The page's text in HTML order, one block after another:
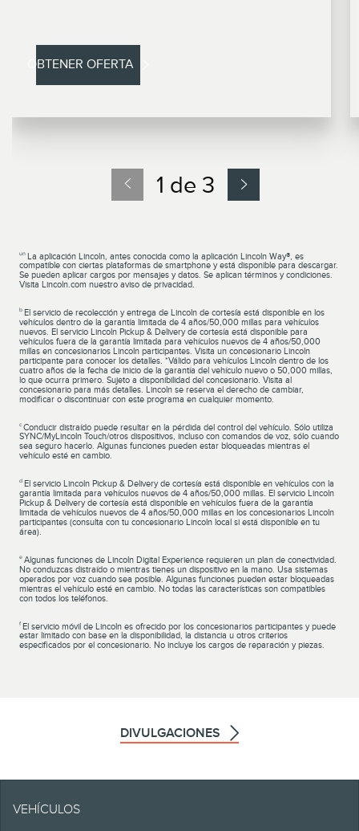
OBTENER OFERTA
1 de 3
un La aplicación Lincoln, antes conocida como la aplicación Lincoln Way®, es
compatible con ciertas plataformas de smartphone y está disponible para descargar.
Se pueden aplicar cargos por mensajes y datos. Se aplican términos y condiciones.
Visita Lincoln.com nuestro aviso de privacidad.
b El servicio de recolección y entrega de Lincoln de cortesía está disponible en los
vehículos dentro de la garantía limitada de 4 años/50,000 millas para vehículos
nuevos. El servicio Lincoln Pickup & Delivery de cortesía está disponible para
vehículos fuera de la garantía limitada para vehículos nuevos de 4 años/50,000
millas en concesionarios Lincoln participantes. Visita un concesionario Lincoln
participante para conocer los detalles. *Válido para vehículos Lincoln dentro de los
cuatro años de la fecha de inicio de la garantía del vehículo nuevo o 50,000 millas,
lo que ocurra primero. Sujeto a disponibilidad del concesionario. Visita al
concesionario para más detalles. Lincoln se reserva el derecho de cambiar,
modificar o discontinuar con este programa en cualquier momento.
c Conducir distraído puede resultar en la pérdida del control del vehículo. Sólo utiliza
SYNC/MyLincoln Touch/otros dispositivos, incluso con comandos de voz, sólo cuando
sea seguro hacerlo. Algunas funciones pueden estar bloqueadas mientras el
vehículo esté en cambio.
d El servicio Lincoln Pickup & Delivery de cortesía está disponible en vehículos con la
garantía limitada para vehículos nuevos de 4 años/50,000 millas. El servicio Lincoln
Pickup & Delivery de cortesía está disponible en vehículos fuera de la garantía
limitada de vehículos nuevos de 4 años/50,000 millas en los concesionarios Lincoln
participantes (consulta con tu concesionario Lincoln local si está disponible en tu
área).
e Algunas funciones de Lincoln Digital Experience requieren un plan de conectividad.
No conduzcas distraído o mientras tienes un dispositivo en la mano. Usa sistemas
operados por voz cuando sea posible. Algunas funciones pueden estar bloqueadas
mientras el vehículo esté en cambio. No todas las características son compatibles
con todos los teléfonos.
f El servicio móvil de Lincoln es ofrecido por los concesionarios participantes y puede
estar limitado con base en la disponibilidad, la distancia u otros criterios
especificados por el concesionario. No incluye los cargos de reparación y piezas.
DIVULGACIONES
Ten en cuenta.
VEHÍCULOS